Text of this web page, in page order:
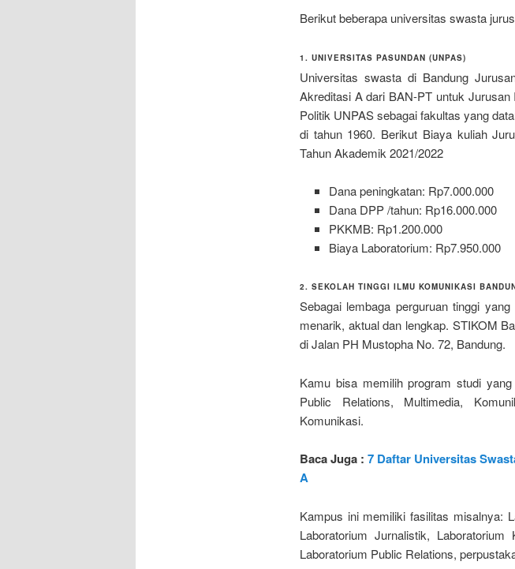
Berikut beberapa universitas swasta
1. UNIVERSITAS PASUNDAN (UNPAS)
Universitas swasta di Bandung
Akreditasi A dari BAN-PT untuk
Politik UNPAS sebagai fakultas yang
di tahun 1960. Berikut Biaya kuliah
Tahun Akademik 2021/2022
Dana peningkatan: Rp7.000.000
Dana DPP /tahun: Rp16.000.000
PKKMB: Rp1.200.000
Biaya Laboratorium: Rp7.950.000
2. SEKOLAH TINGGI ILMU KOMUNIKASI
Sebagai lembaga perguruan tinggi
menarik, aktual dan lengkap. STIKOM
di Jalan PH Mustopha No. 72, Bandung.
Kamu bisa memilih program studi
Public Relations, Multimedia,
Komunikasi.
Baca Juga : 7 Daftar Universitas
A
Kampus ini memiliki fasilitas misalnya:
Laboratorium Jurnalistik,
Laboratorium Public Relations,